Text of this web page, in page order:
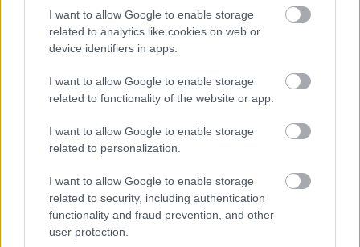
I want to allow Google to enable storage
related to analytics like cookies on web or
device identifiers in apps.
I want to allow Google to enable storage
related to functionality of the website or app.
I want to allow Google to enable storage
related to personalization.
I want to allow Google to enable storage
related to security, including authentication
functionality and fraud prevention, and other
user protection.
Kapcsolódó hírek
MANCHESTER UNITED